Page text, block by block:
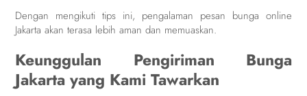
Dengan mengikuti tips ini, pengalaman pesan bunga online
Jakarta akan terasa lebih aman dan memuaskan.
Keunggulan Pengiriman Bunga
Jakarta yang Kami Tawarkan